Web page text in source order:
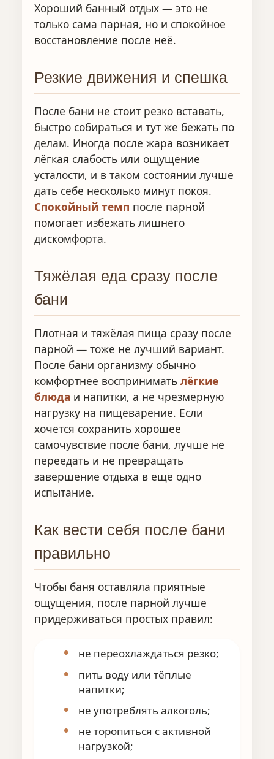
Хороший банный отдых — это не
только сама парная, но и спокойное
восстановление после неё.
Резкие движения и спешка
После бани не стоит резко вставать,
быстро собираться и тут же бежать по
делам. Иногда после жара возникает
лёгкая слабость или ощущение
усталости, и в таком состоянии лучше
дать себе несколько минут покоя.
Спокойный темп после парной
помогает избежать лишнего
дискомфорта.
Тяжёлая еда сразу после
бани
Плотная и тяжёлая пища сразу после
парной — тоже не лучший вариант.
После бани организму обычно
комфортнее восприниматьлёгкие
блюда и напитки, а не чрезмерную
нагрузку на пищеварение. Если
хочется сохранить хорошее
самочувствие после бани, лучше не
переедать и не превращать
завершение отдыха в ещё одно
испытание.
Как вести себя после бани
правильно
Чтобы баня оставляла приятные
ощущения, после парной лучше
придерживаться простых правил:
не переохлаждаться резко;
пить воду или тёплые
напитки;
не употреблять алкоголь;
не торопиться с активной
нагрузкой;